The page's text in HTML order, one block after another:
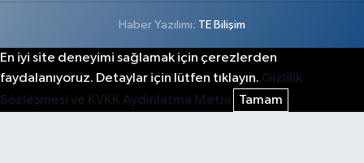
Haber Yazılımı: TE Bilişim
En iyi site deneyimi sağlamak için çerezlerden
faydalanıyoruz. Detaylar için lütfen tıklayın. Gizlilik
Sözleşmesi ve KVKK Aydınlatma Metni
Tamam